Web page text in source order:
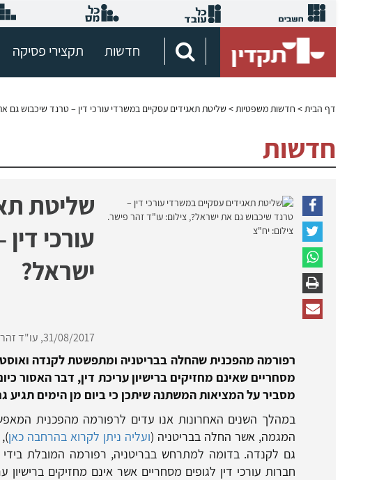
חדשות תקצירי פסיקה
דף הבית> חדשות משפטיות> שליטת תאגידים עסקיים במשרדי עורכי דין – טרנד שיכבוש גם
חדשות
שליטת
עורכי
ישראל?
31/08/2017, עו"ד
רפורמה מהפכנית שהחלה בבריטניה ומתפשטת לקנדה
מסחריים שאינם מחזיקים ברישיון עריכת דין, דבר האסור
מסביר על המציאות המשתנה שיתכן כי ביום מן הימים תגיע
במהלך השנים האחרונות אנו עדים לרפורמה מהפכנית
המגמה, אשר החלה בבריטניה (ועליה ניתן לקרוא בהרחבה כאן
גם לקנדה. בדומה למתרחש בבריטניה, רפורמה המובלת
חברות עורכי דין לגופים מסחריים אשר אינם מחזיקים